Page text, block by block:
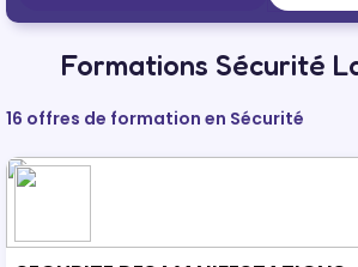
Formations Sécurité
16 offres de formation en Sécurité